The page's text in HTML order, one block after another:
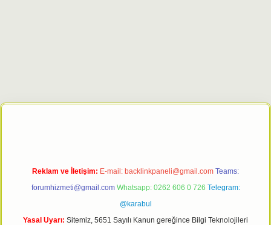
giriş adresitulipbett.net
Reklam ve İletişim: E-mail: backlinkpaneli@gmail.com Teams:
forumhizmeti@gmail.com Whatsapp: 0262 606 0 726 Telegram:
@karabul
Yasal Uyarı: Sitemiz, 5651 Sayılı Kanun gereğince Bilgi Teknolojileri